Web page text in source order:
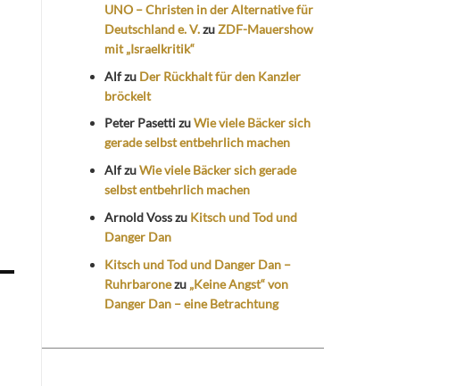
UNO – Christen in der Alternative für
Deutschland e. V.zuZDF-Mauershow
mit „Israelkritik“
Alfzu Der Rückhalt für den Kanzler
bröckelt
Peter PasettizuWie viele Bäcker sich
gerade selbst entbehrlich machen
AlfzuWie viele Bäcker sich gerade
selbst entbehrlich machen
Arnold Vosszu Kitsch und Tod und
Danger Dan
Kitsch und Tod und Danger Dan –
Ruhrbaronezu „Keine Angst“ von
Danger Dan – eine Betrachtung